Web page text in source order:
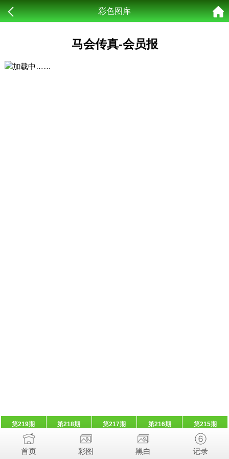
彩色图库
马会传真-会员报
第219期 第218期 第217期 第216期 第215期
首页 彩图 黑白 记录